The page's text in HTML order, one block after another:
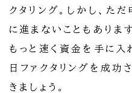
クタリング。しかし、た
に進まないこともありま
もっと速く資金を手に入
日ファクタリングを成功
きましょう。